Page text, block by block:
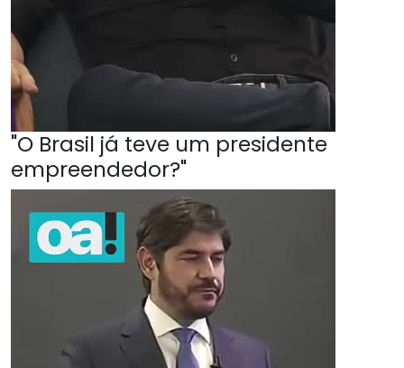
"O Brasil já teve um presidente
empreendedor?"